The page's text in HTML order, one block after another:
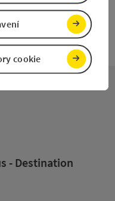
- Destination
cookie